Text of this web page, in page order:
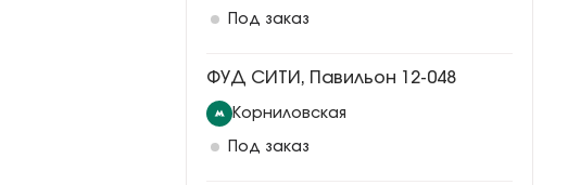
Под заказ
ФУД СИТИ, Павильон 12-048
Корниловская
Под заказ